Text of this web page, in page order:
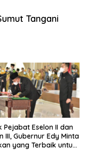
Tangani
Pejabat Eselon II dan
III, Gubernur Edy Minta
yang Terbaik untuk